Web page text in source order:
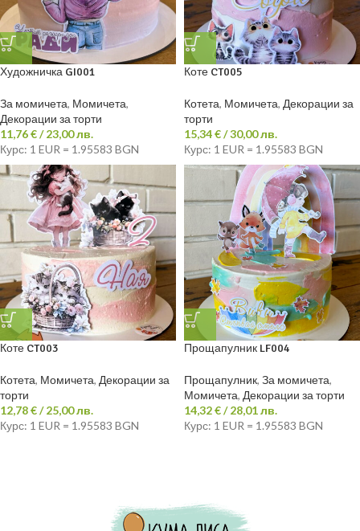
Художничка GI001
За момичета, Момичета,
Декорации за торти
11,76€/ 23,00 лв.
Курс: 1 EUR = 1.95583 BGN
Коте CT005
Котета, Момичета, Декорации за
торти
15,34€/ 30,00 лв.
Курс: 1 EUR = 1.95583 BGN
Коте CT003
Котета, Момичета, Декорации за
торти
12,78€/ 25,00 лв.
Курс: 1 EUR = 1.95583 BGN
Прощапулник LF004
Прощапулник, За момичета,
Момичета, Декорации за торти
14,32€/ 28,01 лв.
Курс: 1 EUR = 1.95583 BGN